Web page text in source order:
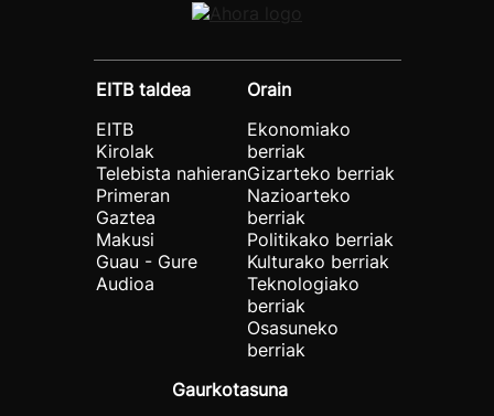
EITB taldea
EITB
Kirolak
Telebista nahieran
Primeran
Gaztea
Makusi
Guau - Gure
Audioa
Orain
Ekonomiako
berriak
Gizarteko berriak
Nazioarteko
berriak
Politikako berriak
Kulturako berriak
Teknologiako
berriak
Osasuneko
berriak
Gaurkotasuna